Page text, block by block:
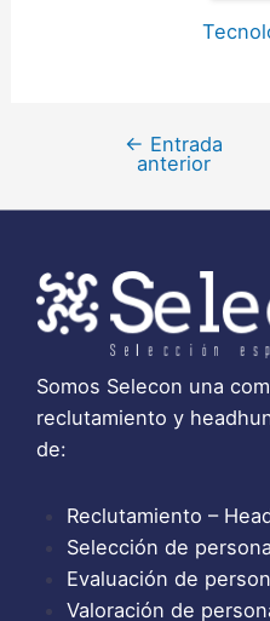
← Entrada
anterior
Somos Selecon una
reclutamiento y
de:
Reclutamiento –
Selección de
Evaluación de
Valoración de